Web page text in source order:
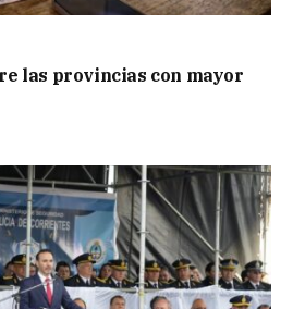
las provincias con mayor